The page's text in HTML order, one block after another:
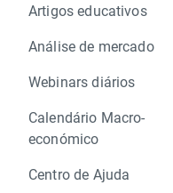
Artigos educativos
Análise de mercado
Webinars diários
Calendário Macro-
económico
Centro de Ajuda